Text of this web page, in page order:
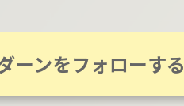
ーンをフォローする